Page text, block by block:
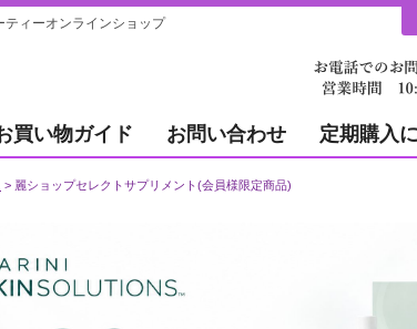
ィーオンラインショップ
買い物ガイド お問い合わせ 定期購入
麗ショップセレクトサプリメント(会員様限定商品)